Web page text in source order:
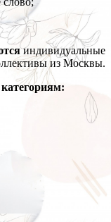
индивидуальные
из Москвы.